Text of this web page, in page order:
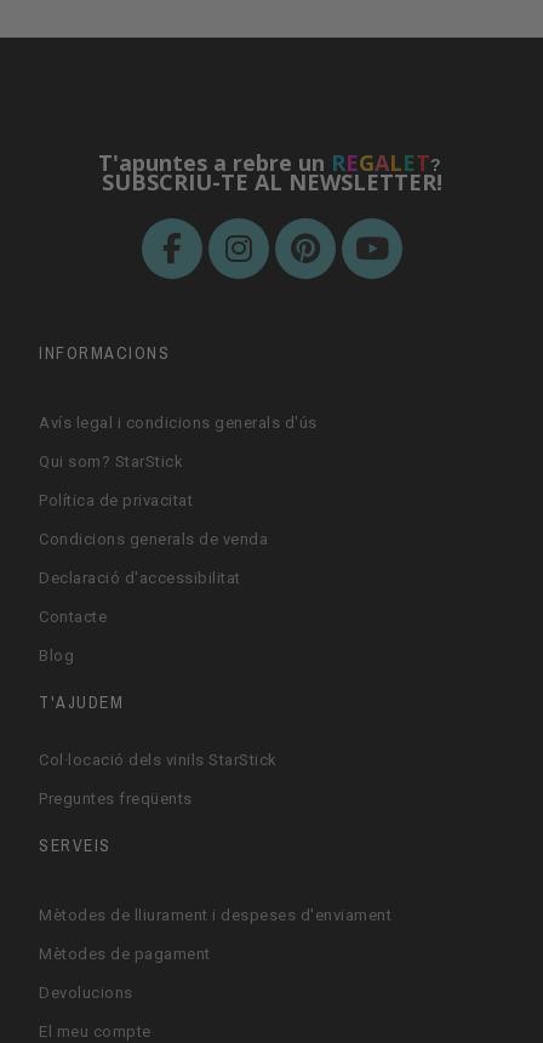
T'apuntes a rebre un REGALET?
SUBSCRIU-TE AL NEWSLETTER!
INFORMACIONS
Avís legal i condicions generals d'ús
Qui som? StarStick
Política de privacitat
Condicions generals de venda
Declaració d'accessibilitat
Contacte
Blog
T'AJUDEM
Col·locació dels vinils StarStick
Preguntes freqüents
SERVEIS
Mètodes de lliurament i despeses d'enviament
Mètodes de pagament
Devolucions
El meu compte